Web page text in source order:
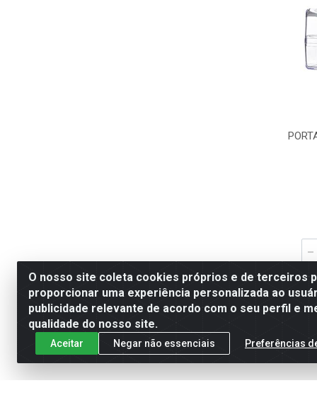
O nosso site coleta cookies próprios e de terceiros
proporcionar uma experiência personalizada ao
publicidade relevante de acordo com o seu perfil e
qualidade do nosso site.
Aceitar Negar não essenciais Preferências